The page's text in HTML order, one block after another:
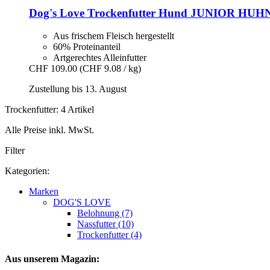
Dog's Love Trockenfutter Hund JUNIOR
Aus frischem Fleisch hergestellt
60% Proteinanteil
Artgerechtes Alleinfutter
CHF 109.00 (CHF 9.08 / kg)
Zustellung bis 13. August
Trockenfutter: 4 Artikel
Alle Preise inkl. MwSt.
Filter
Kategorien:
Marken
DOG'S LOVE
Belohnung (7)
Nassfutter (10)
Trockenfutter (4)
Aus unserem Magazin: